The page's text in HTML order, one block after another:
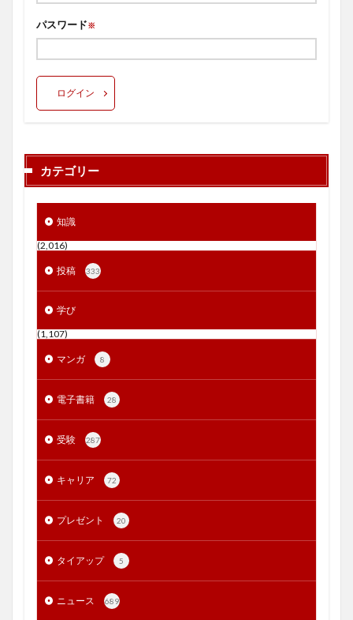
パスワード※
ログイン
カテゴリー
知識
(2,016)
投稿 333
学び
(1,107)
マンガ 8
電子書籍 28
受験 287
キャリア 72
プレゼント 20
タイアップ 5
ニュース 689